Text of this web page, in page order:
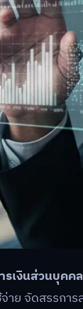
รเงินส่วนบุคค
จ่าย จัดสรรก